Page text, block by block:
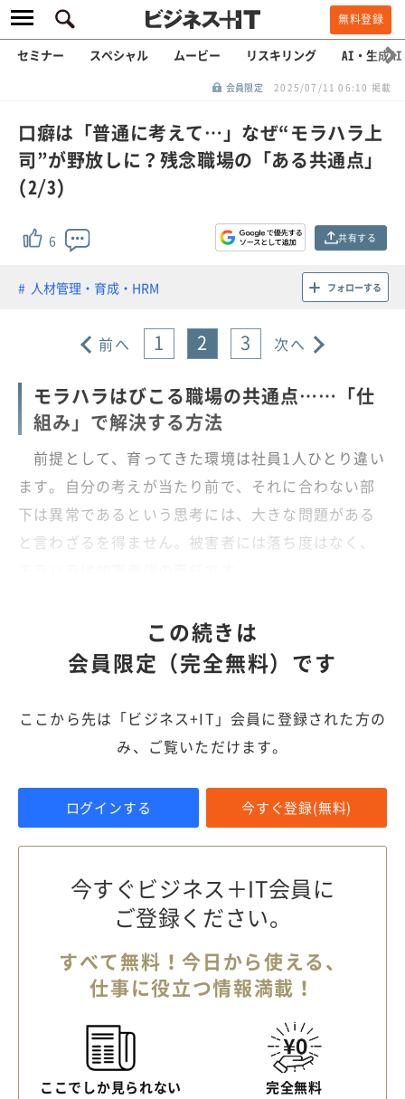
無料登録
セミナー スペシャル ムービー リスキリング AI・生成AI
会員限定 2025/07/11 06:10 掲載
口癖は「普通に考えて…」なぜ“モラハラ上
司”が野放しに？残念職場の「ある共通点」
(2/3)
6 共有する
人材管理・育成・HRM フォローする
前へ 1 2 3 次へ
モラハラはびこる職場の共通点……「仕
組み」で解決する方法
前提として、育ってきた環境は社員1人ひとり違い
ます。自分の考えが当たり前で、それに合わない部
下は異常であるという思考には、大きな問題がある
と言わざるを得ません。被害者には落ち度はなく、
この続きは
会員限定（完全無料）です
ここから先は「ビジネス+IT」会員に登録された方の
み、ご覧いただけます。
ログインする 今すぐ登録(無料)
今すぐビジネス＋IT会員に
ご登録ください。
すべて無料！今日から使える、
仕事に役立つ情報満載！
ここでしか見られない 完全無料